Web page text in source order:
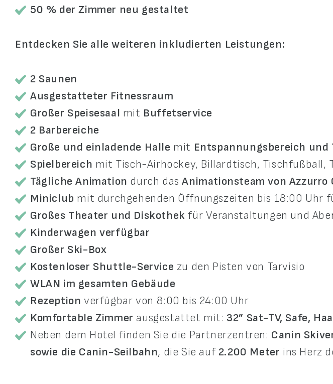
50 % der Zimmer neu gestaltet
Entdecken Sie alle weiteren inkludierten Leistungen:
2 Saunen
Ausgestatteter Fitnessraum
Großer Speisesaal mit Buffetservice
2 Barbereiche
Große und einladende Halle mit Entspannungsbereich und
Spielbereich mit Tisch-Airhockey, Billardtisch, Tischfußball,
Tägliche Animation durch dasAnimationsteam von Azzurro
Miniclub mit durchgehenden Öffnungszeiten bis 18:00 Uhr
Großes Theater und Diskothek für Veranstaltungen und
Kinderwagen verfügbar
Großer Ski-Box
Kostenloser Shuttle-Service zu den Pisten von Tarvisio
WLAN im gesamten Gebäude
Rezeption verfügbar von 8:00 bis 24:00 Uhr
Komfortable Zimmer ausgestattet mit: 32” Sat-TV, Safe,
Neben dem Hotel finden Sie die Partnerzentren: Canin
sowie die Canin-Seilbahn, die Sie auf 2.200 Meter ins Herz